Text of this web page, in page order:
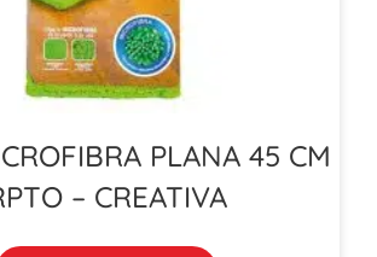
PLANA 45 CM
– CREATIVA